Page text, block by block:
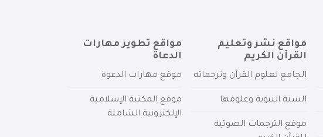
مواقع نشر وتعليم
القرآن الكريم
الجامع لعلوم القرآن وترجماته
السنة النبوية وعلومها
موقع الترجمات الصوتية
مواقع تطوير مهارات
الدعاة
موقع مهارات الدعوة
موقع المكتبة الإسلامية
الإلكترونية الشاملة